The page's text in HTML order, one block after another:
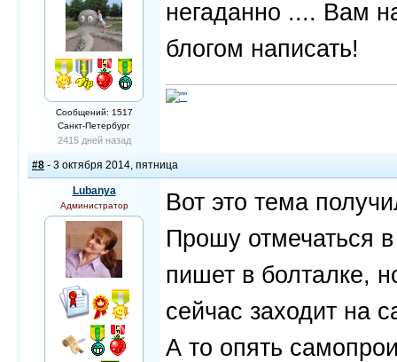
Сообщений: 1517
Санкт-Петербург
2415 дней назад
негаданно .... Вам
блогом написать!
#8 - 3 октября 2014, пятница
Lubanya
Администратор
Вот это тема
Прошу отмечаться в
пишет в болталке,
сейчас заходит на
А то опять